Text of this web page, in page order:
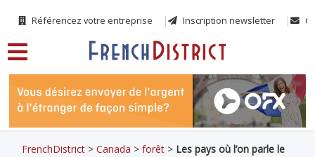
Référencez votre entreprise Inscription newsletter
FrenchDistrict >Canada >forêt > Les pays où l’on parle le